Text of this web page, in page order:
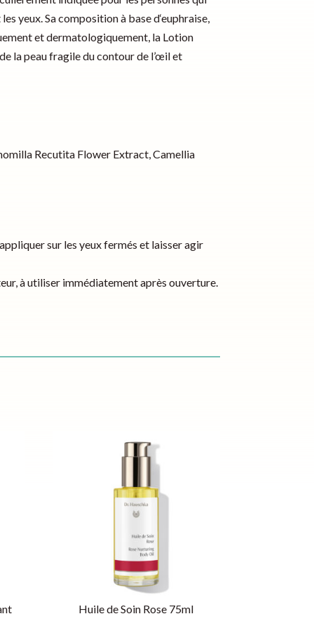
yeux. Sa composition à base d‘euphraise,
et dermatologiquement, la Lotion
la peau fragile du contour de l’œil et
Recutita Flower Extract, Camellia
sur les yeux fermés et laisser agir
à utiliser immédiatement après ouverture.
Huile de Soin Rose 75ml